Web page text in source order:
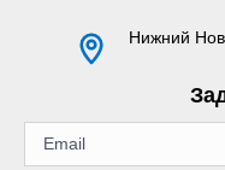
Нижний